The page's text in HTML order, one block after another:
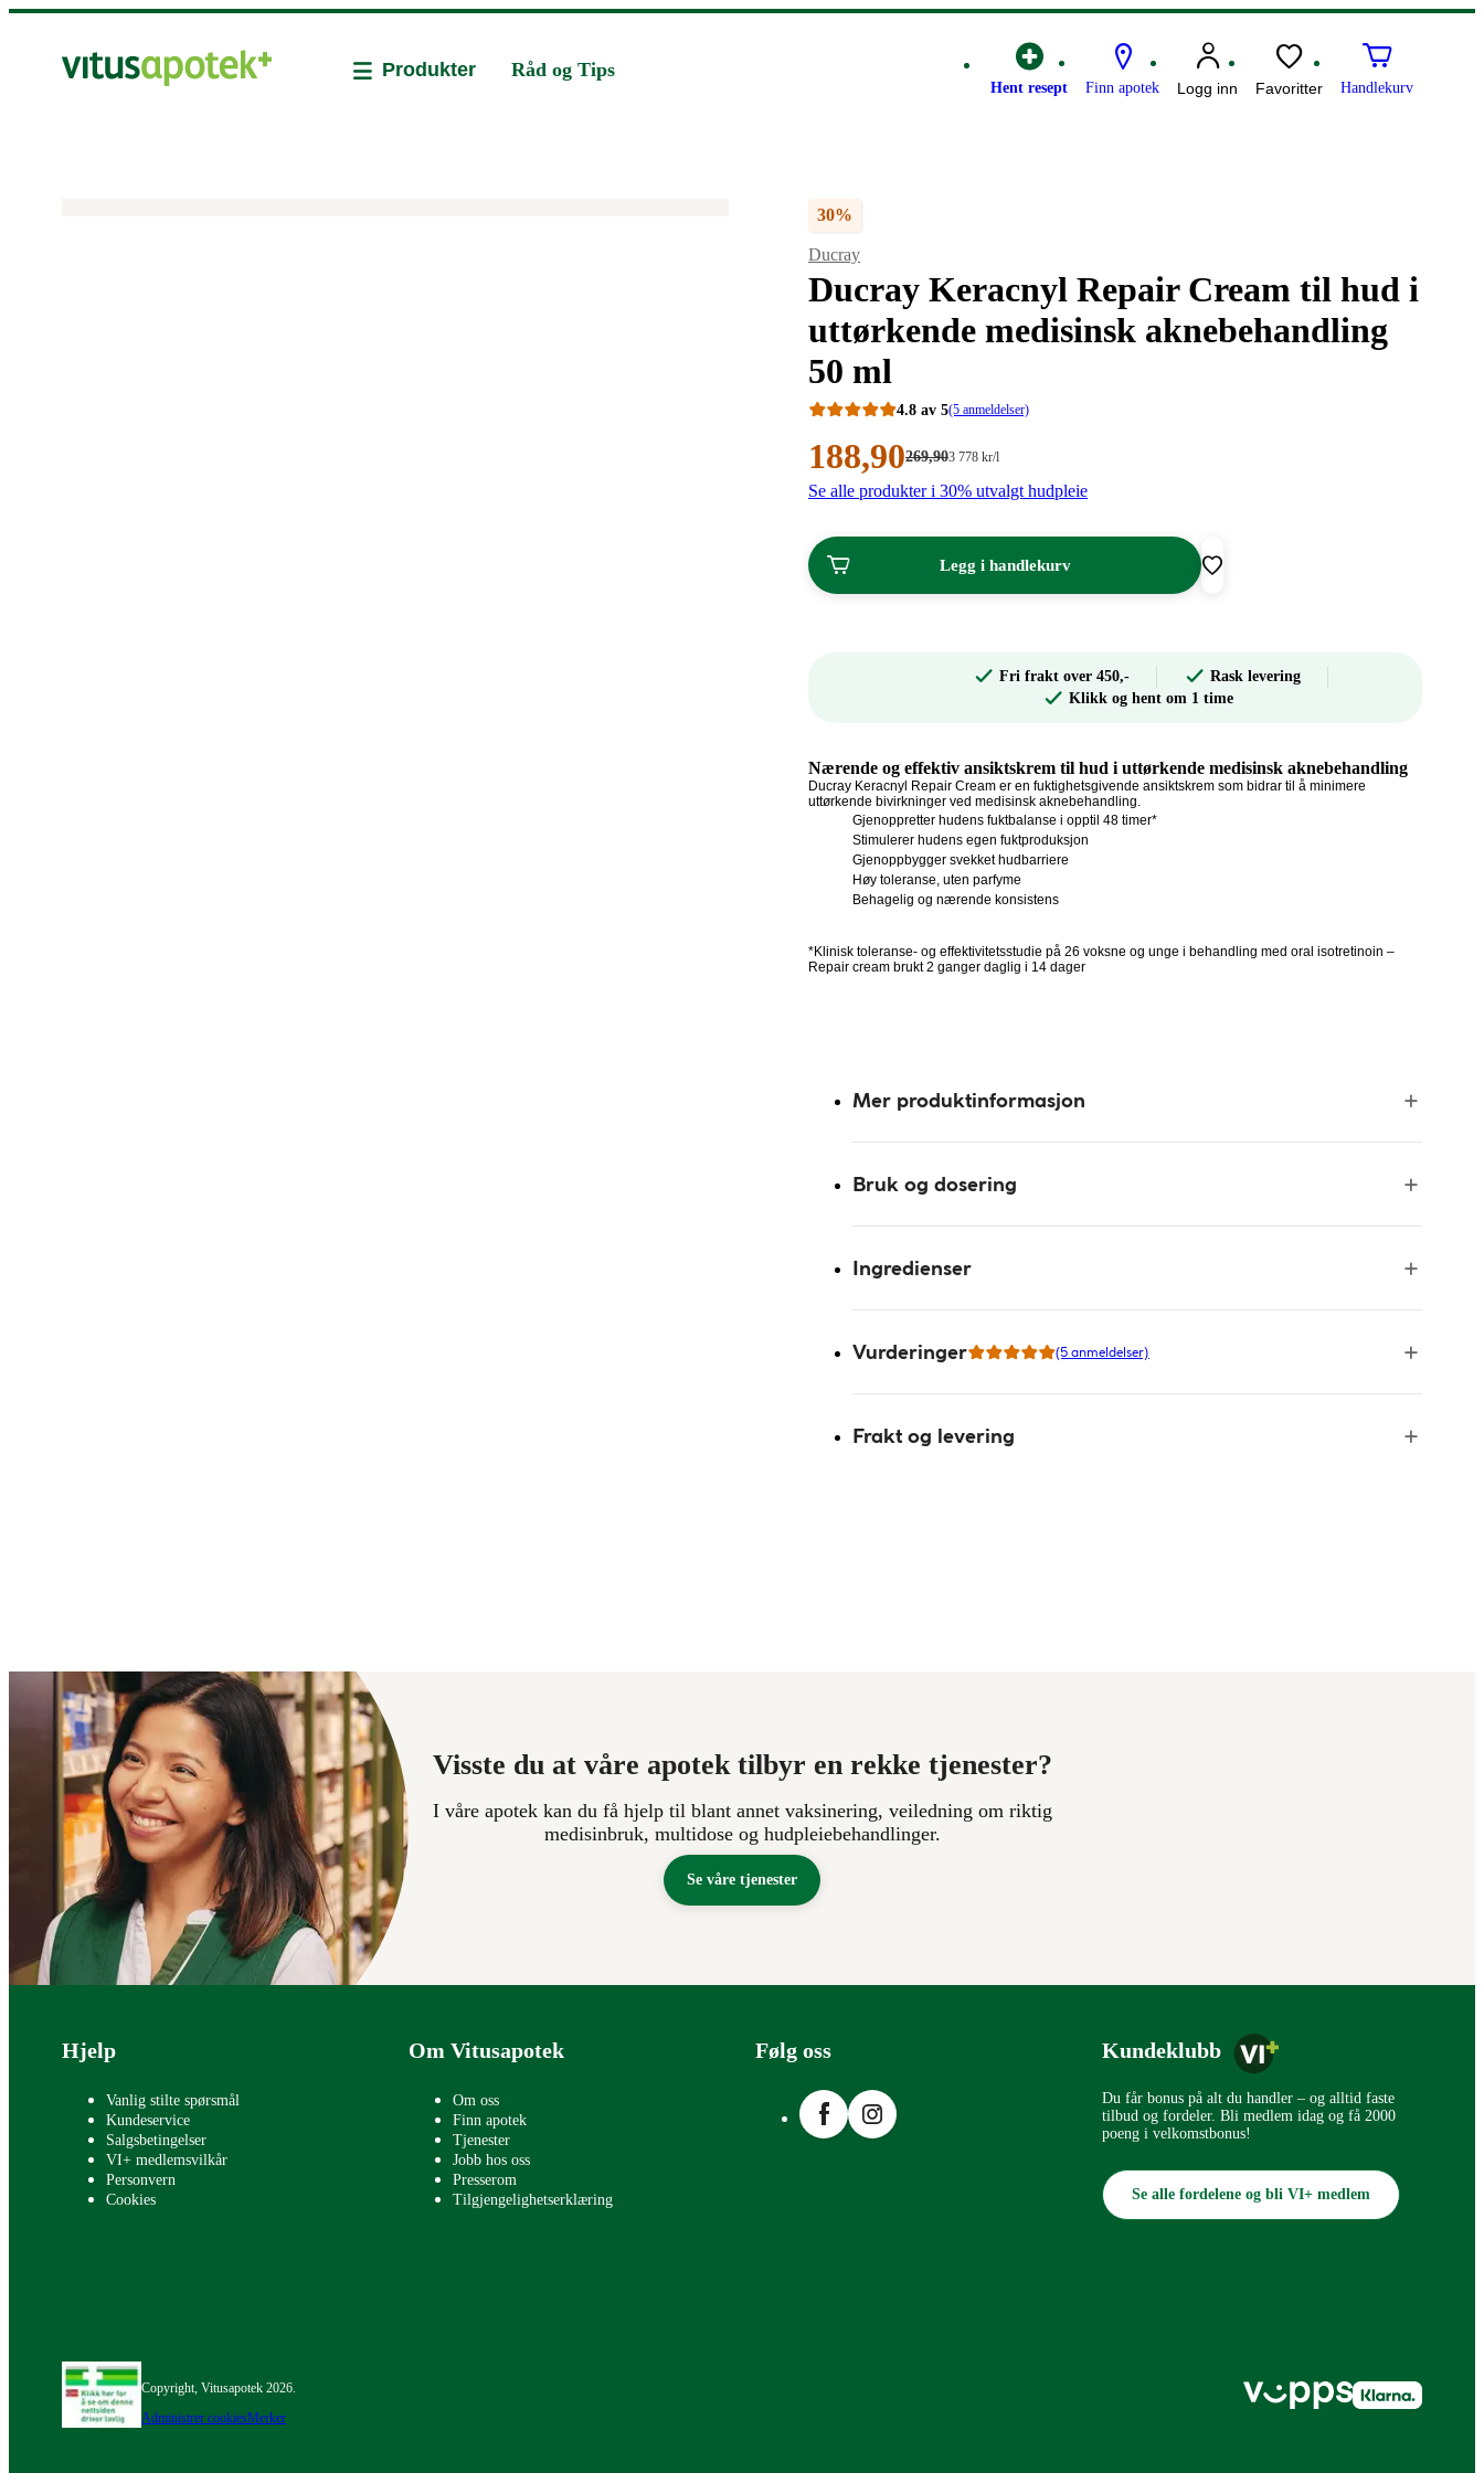
Hent resept Finn apotek Logg inn Favoritter Handlekurv
Produkter Råd og Tips
30%
Merke:
Ducray
Ducray Keracnyl Repair Cream til hud i
uttørkende medisinsk aknebehandling
50 ml
4.8 av 5(5 anmeldelser)
Nåværende
pris:
188,90
kroner.
188,90Førpris:
kroner.
269,90Stykkpris:
778,00/l
3 778 kr/l
Se alle produkter i 30% utvalgt hudpleie
Legg i handlekurv
Fri frakt over 450,-
Rask levering
Klikk og hent om 1 time
Nærende og effektiv ansiktskrem til hud i uttørkende medisinsk aknebehandling
Ducray Keracnyl Repair Cream er en fuktighetsgivende ansiktskrem som bidrar til å minimere
uttørkende bivirkninger ved medisinsk aknebehandling.
Gjenoppretter hudens fuktbalanse i opptil 48 timer*
Stimulerer hudens egen fuktproduksjon
Gjenoppbygger svekket hudbarriere
Høy toleranse, uten parfyme
Behagelig og nærende konsistens
*Klinisk toleranse- og effektivitetsstudie på 26 voksne og unge i behandling med oral isotretinoin –
Repair cream brukt 2 ganger daglig i 14 dager
Mer produktinformasjon
Bruk og dosering
Ingredienser
Vurderinger (5 anmeldelser)
Frakt og levering
Visste du at våre apotek tilbyr en rekke tjenester?
I våre apotek kan du få hjelp til blant annet vaksinering, veiledning om riktig
medisinbruk, multidose og hudpleiebehandlinger.
Se våre tjenester
Bunntekst
Hjelp
Vanlig stilte spørsmål
Kundeservice
Salgsbetingelser
VI+ medlemsvilkår
Personvern
Cookies
Om Vitusapotek
Om oss
Finn apotek
Tjenester
Jobb hos oss
Presserom
Tilgjengelighetserklæring
Følg oss
FacebookInstagram
Kundeklubb
Du får bonus på alt du handler – og alltid faste
tilbud og fordeler. Bli medlem idag og få 2000
poeng i velkomstbonus!
Se alle fordelene og bli VI+ medlem
Copyright, Vitusapotek 2026.
Administrer cookiesMerker